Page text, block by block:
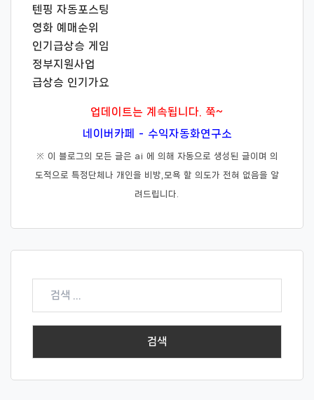
텐핑 자동포스팅
영화 예매순위
인기급상승 게임
정부지원사업
급상승 인기가요
업데이트는 계속됩니다. 쭉~
네이버카페 - 수익자동화연구소
※ 이 블로그의 모든 글은 ai 에 의해 자동으로 생성된 글이며 의
도적으로 특정단체나 개인을 비방,모욕 할 의도가 전혀 없음을 알
려드립니다.
검